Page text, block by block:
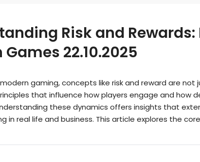
Risk and
22.10.2025
gaming, concepts like risk and reward are
that influence how players engage and how
these dynamics offers insights that
in real life and business. This article explores the